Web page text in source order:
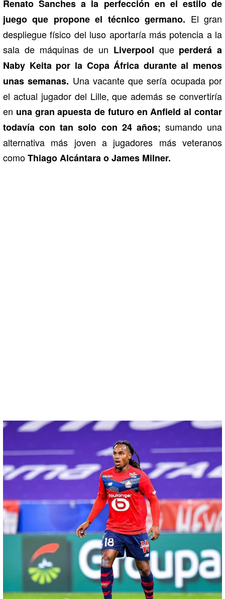
Renato Sanches a la perfección en el estilo de
juego que propone el técnico germano. El gran
despliegue físico del luso aportaría más potencia a la
sala de máquinas de un Liverpool que perderá a
Naby Keita por la Copa África durante al menos
unas semanas. Una vacante que sería ocupada por
el actual jugador del Lille, que además se convertiría
en una gran apuesta de futuro en Anfield al contar
todavía con tan solo con 24 años; sumando una
alternativa más joven a jugadores más veteranos
comoThiago Alcántara o James Milner.